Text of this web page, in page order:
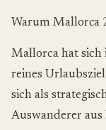
Warum Mallorca
Mallorca hat sich
reines
sich als
Auswanderer aus